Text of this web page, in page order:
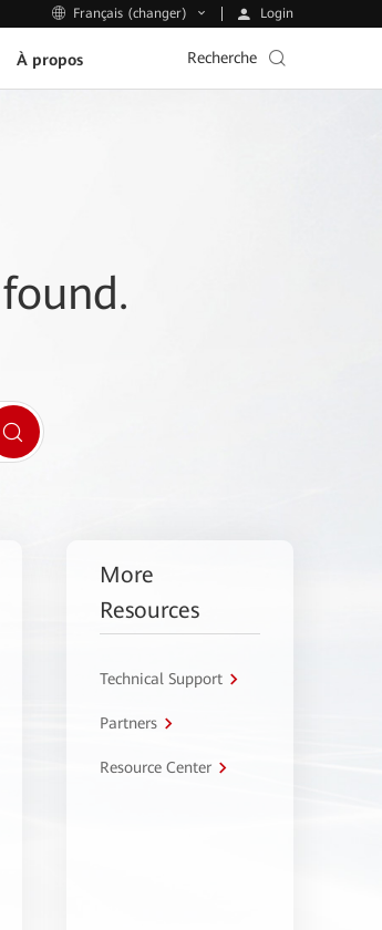
Français (changer) Login
À propos Recherche
More
Resources
Technical Support
Partners
Resource Center